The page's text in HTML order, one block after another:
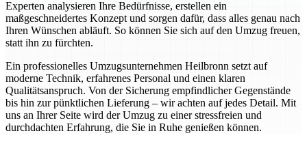
Experten analysieren Ihre Bedürfnisse, erstellen ein
maßgeschneidertes Konzept und sorgen dafür, dass alles genau nach
Ihren Wünschen abläuft. So können Sie sich auf den Umzug freuen,
statt ihn zu fürchten.
Ein professionelles Umzugsunternehmen Heilbronn setzt auf
moderne Technik, erfahrenes Personal und einen klaren
Qualitätsanspruch. Von der Sicherung empfindlicher Gegenstände
bis hin zur pünktlichen Lieferung – wir achten auf jedes Detail. Mit
uns an Ihrer Seite wird der Umzug zu einer stressfreien und
durchdachten Erfahrung, die Sie in Ruhe genießen können.